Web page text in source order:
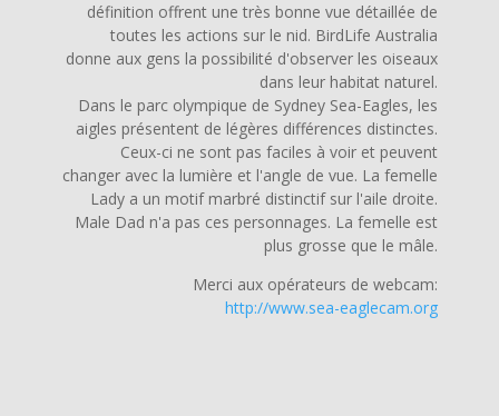
définition offrent une très bonne vue détaillée de
toutes les actions sur le nid. BirdLife Australia
donne aux gens la possibilité d'observer les oiseaux
dans leur habitat naturel.
Dans le parc olympique de Sydney Sea-Eagles, les
aigles présentent de légères différences distinctes.
Ceux-ci ne sont pas faciles à voir et peuvent
changer avec la lumière et l'angle de vue. La femelle
Lady a un motif marbré distinctif sur l'aile droite.
Male Dad n'a pas ces personnages. La femelle est
plus grosse que le mâle.
Merci aux opérateurs de webcam:
http://www.sea-eaglecam.org